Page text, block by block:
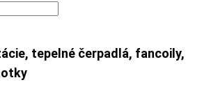
tepelné čerpadlá, fancoily,